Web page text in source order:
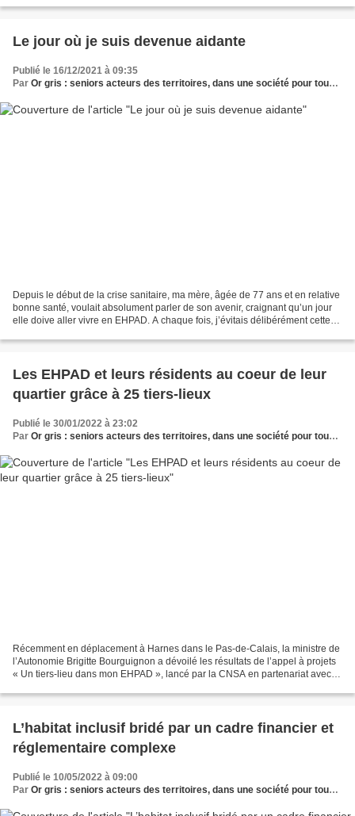
Le jour où je suis devenue aidante
Publié le 16/12/2021 à 09:35
Par Or gris : seniors acteurs des territoires, dans une société pour tous les âges
Depuis le début de la crise sanitaire, ma mère, âgée de 77 ans et en relative
bonne santé, voulait absolument parler de son avenir, craignant qu’un jour
elle doive aller vivre en EHPAD. A chaque fois, j’évitais délibérément cette
Les EHPAD et leurs résidents au coeur de leur
quartier grâce à 25 tiers-lieux
Publié le 30/01/2022 à 23:02
Par Or gris : seniors acteurs des territoires, dans une société pour tous les âges
Récemment en déplacement à Harnes dans le Pas-de-Calais, la ministre de
l’Autonomie Brigitte Bourguignon a dévoilé les résultats de l’appel à projets
« Un tiers-lieu dans mon EHPAD », lancé par la CNSA en partenariat avec
L’habitat inclusif bridé par un cadre financier et
réglementaire complexe
Publié le 10/05/2022 à 09:00
Par Or gris : seniors acteurs des territoires, dans une société pour tous les âges